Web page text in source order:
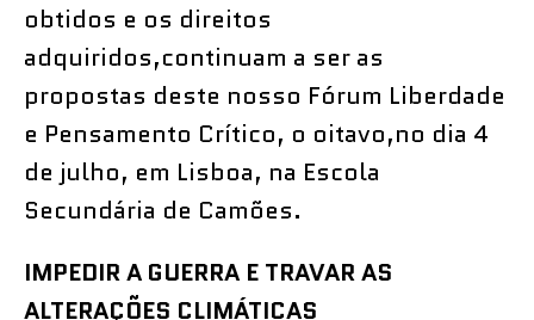
obtidos e os direitos
adquiridos,continuam a ser as
propostas deste nosso Fórum Liberdade
e Pensamento Crítico, o oitavo,no dia 4
de julho, em Lisboa, na Escola
Secundária de Camões.
IMPEDIR A GUERRA E TRAVAR AS
ALTERAÇÕES CLIMÁTICAS